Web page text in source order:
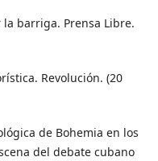
la barriga. Prensa Libre.
Revolución. (20
de Bohemia en los
del debate cubano